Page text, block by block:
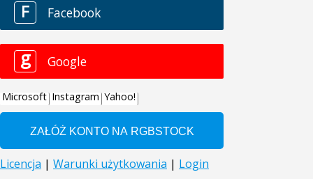
F Facebook
g Google
Microsoft Instagram Yahoo!
Licencja | Warunki użytkowania | Login